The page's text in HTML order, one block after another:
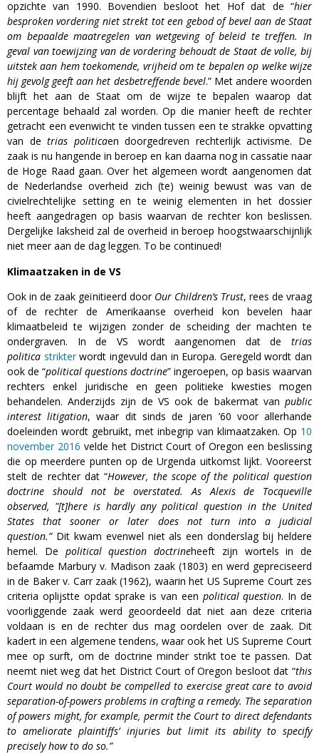
opzichte van 1990. Bovendien besloot het Hof dat de “hier
besproken vordering niet strekt tot een gebod of bevel aan de Staat
om bepaalde maatregelen van wetgeving of beleid te treffen. In
geval van toewijzing van de vordering behoudt de Staat de volle, bij
uitstek aan hem toekomende, vrijheid om te bepalen op welke wijze
hij gevolg geeft aan het desbetreffende bevel.” Met andere woorden
blijft het aan de Staat om de wijze te bepalen waarop dat
percentage behaald zal worden. Op die manier heeft de rechter
getracht een evenwicht te vinden tussen een te strakke opvatting
van detrias politicaen doorgedreven rechterlijk activisme. De
zaak is nu hangende in beroep en kan daarna nog in cassatie naar
de Hoge Raad gaan. Over het algemeen wordt aangenomen dat
de Nederlandse overheid zich (te) weinig bewust was van de
civielrechtelijke setting en te weinig elementen in het dossier
heeft aangedragen op basis waarvan de rechter kon beslissen.
Dergelijke laksheid zal de overheid in beroep hoogstwaarschijnlijk
niet meer aan de dag leggen. To be continued!
Klimaatzaken in de VS
Ook in de zaak geïnitieerd door Our Children’s Trust, rees de vraag
of de rechter de Amerikaanse overheid kon bevelen haar
klimaatbeleid te wijzigen zonder de scheiding der machten te
ondergraven. In de VS wordt aangenomen dat de trias
politica strikterwordt ingevuld dan in Europa. Geregeld wordt dan
ook de “political questions doctrine” ingeroepen, op basis waarvan
rechters enkel juridische en geen politieke kwesties mogen
behandelen. Anderzijds zijn de VS ook de bakermat van public
interest litigation, waar dit sinds de jaren ’60 voor allerhande
doeleinden wordt gebruikt, met inbegrip van klimaatzaken. Op 10
november 2016 velde het District Court of Oregon een beslissing
die op meerdere punten op de Urgenda uitkomst lijkt. Vooreerst
stelt de rechter dat “However, the scope of the political question
doctrine should not be overstated. As Alexis de Tocqueville
observed, "[t]here is hardly any political question in the United
States that sooner or later does not turn into a judicial
question.” Dit kwam evenwel niet als een donderslag bij heldere
hemel. De political question doctrineheeft zijn wortels in de
befaamde Marbury v. Madison zaak (1803) en werd gepreciseerd
in de Baker v. Carr zaak (1962), waarin het US Supreme Court zes
criteria oplijstte opdat sprake is van een political question. In de
voorliggende zaak werd geoordeeld dat niet aan deze criteria
voldaan is en de rechter dus mag oordelen over de zaak. Dit
kadert in een algemene tendens, waar ook het US Supreme Court
mee op surft, om de doctrine minder strikt toe te passen. Dat
neemt niet weg dat het District Court of Oregon besloot dat “this
Court would no doubt be compelled to exercise great care to avoid
separation-of-powers problems in crafting a remedy. The separation
of powers might, for example, permit the Court to direct defendants
to ameliorate plaintiffs’ injuries but limit its ability to specify
precisely how to do so.”